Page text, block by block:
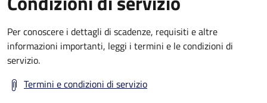
Per conoscere i dettagli di scadenze, requisiti e altre
informazioni importanti, leggi i termini e le condizioni di
servizio.
Termini e condizioni di servizio